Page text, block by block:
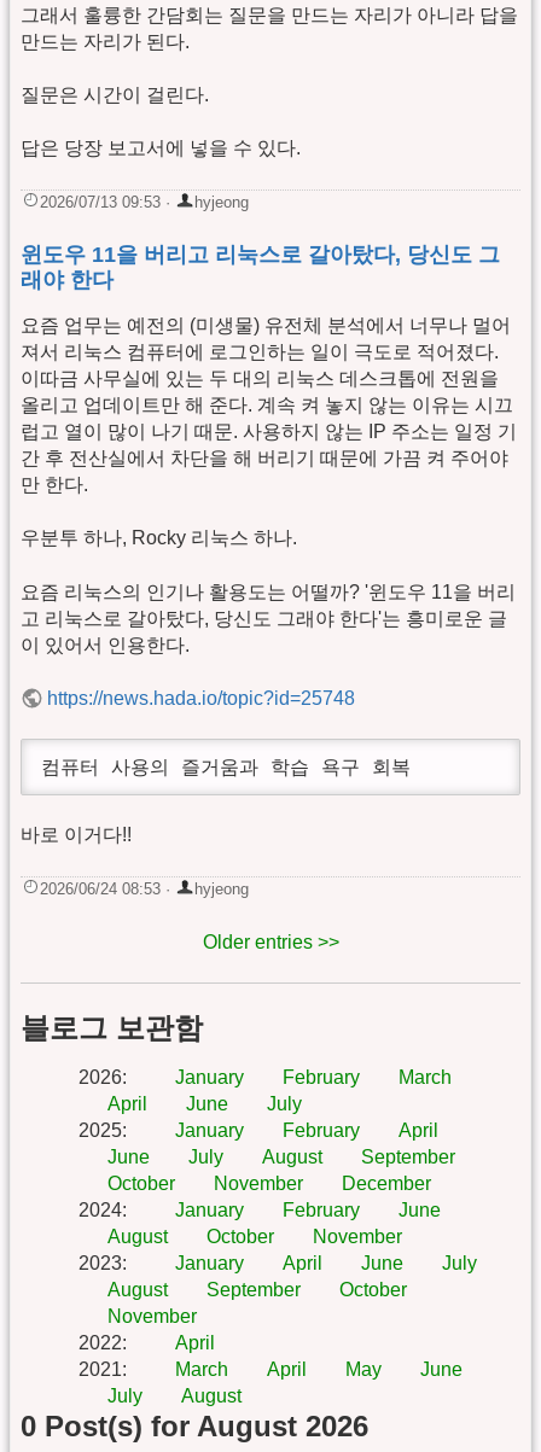
그래서 훌륭한 간담회는 질문을 만드는 자리가 아니라 답을
만드는 자리가 된다.
질문은 시간이 걸린다.
답은 당장 보고서에 넣을 수 있다.
2026/07/13 09:53 · hyjeong
윈도우 11을 버리고 리눅스로 갈아탔다, 당신도 그
래야 한다
요즘 업무는 예전의 (미생물) 유전체 분석에서 너무나 멀어
져서 리눅스 컴퓨터에 로그인하는 일이 극도로 적어졌다.
이따금 사무실에 있는 두 대의 리눅스 데스크톱에 전원을
올리고 업데이트만 해 준다. 계속 켜 놓지 않는 이유는 시끄
럽고 열이 많이 나기 때문. 사용하지 않는 IP 주소는 일정 기
간 후 전산실에서 차단을 해 버리기 때문에 가끔 켜 주어야
만 한다.
우분투 하나, Rocky 리눅스 하나.
요즘 리눅스의 인기나 활용도는 어떨까? '윈도우 11을 버리
고 리눅스로 갈아탔다, 당신도 그래야 한다'는 흥미로운 글
이 있어서 인용한다.
https://news.hada.io/topic?id=25748
컴퓨터 사용의 즐거움과 학습 욕구 회복
바로 이거다!!
2026/06/24 08:53 · hyjeong
Older entries >>
블로그 보관함
2026: January February
March
April
June
July
2025: January February
April
June
July August
September
October
November
December
2024: January February
June
August
October
November
2023: January April June
July
August
September
October
November
2022:
April
2021: March April May
June
July
August
0 Post(s) for August 2026